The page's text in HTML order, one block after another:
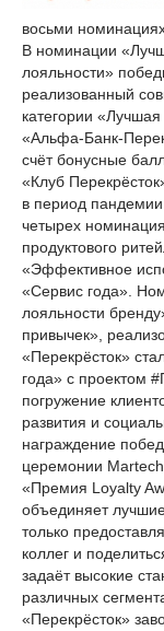
восьми
В номинации
лояльности»
реализованный
категории
«Альфа-Банк-
счёт бонусные
«Клуб
в период
четырех
продуктового
«Эффективное
«Сервис года».
лояльности
привычек»,
«Перекрёсток»
года» с проектом
погружение
развития и
награждение
церемонии
«Премия Loyalty
объединяет
только
коллег и
задаёт высокие
различных
«Перекрёсток»